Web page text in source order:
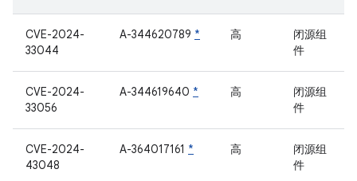
CVE-2024-
33044
A-344620789 * 高
闭源组
件
CVE-2024-
33056
A-344619640 * 高
闭源组
件
CVE-2024-
43048
A-364017161 * 高
闭源组
件